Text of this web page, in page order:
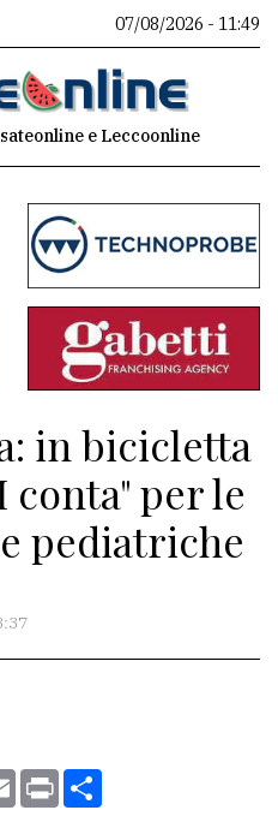
07/08/2026 - 11:49
e Leccoonline
in bicicletta
conta" per le
pediatriche
EmailPrint